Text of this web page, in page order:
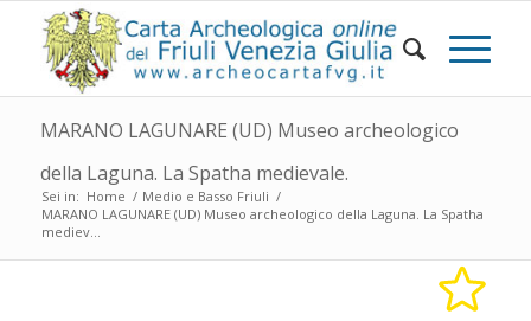
MARANO LAGUNARE (UD) Museo archeologico
della Laguna. La Spatha medievale.
Sei in: Home / Medio e Basso Friuli /
MARANO LAGUNARE (UD) Museo archeologico della Laguna. La Spatha
mediev...